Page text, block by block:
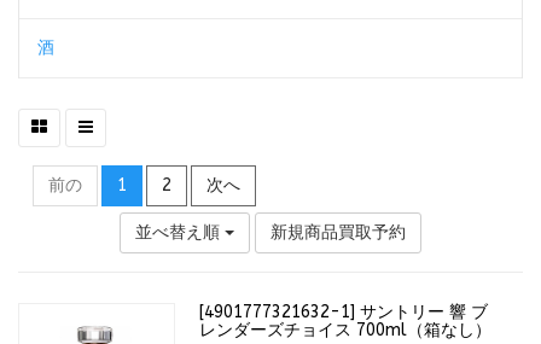
酒
前の 1 2 次へ
並べ替え順 新規商品買取予約
[4901777321632-1] サントリー 響 ブ
レンダーズチョイス 700ml（箱なし）